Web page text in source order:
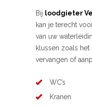
Bij loodgieter
kan je terecht
van uw
klussen zoals het
vervangen of
WC’s
Kranen